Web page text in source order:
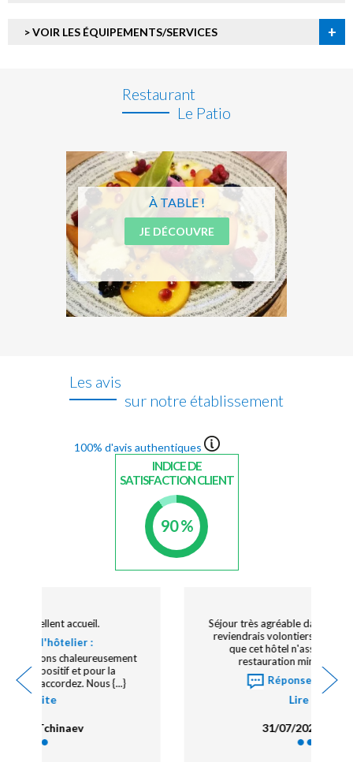
> VOIR LES ÉQUIPEMENTS/SERVICES +
Restaurant
Le Patio
À TABLE !
JE DÉCOUVRE
Les avis
sur notre établissement
100% d'avis authentiques
INDICE DE
SATISFACTION CLIENT
90 %
Séjour très agréable dans un établissement où je
reviendrais volontiers. Je regrette uniquement
que cet hôtel n'assure pas un service de
restauration minimum le week-end.
Réponse de l'hôtelier {...}